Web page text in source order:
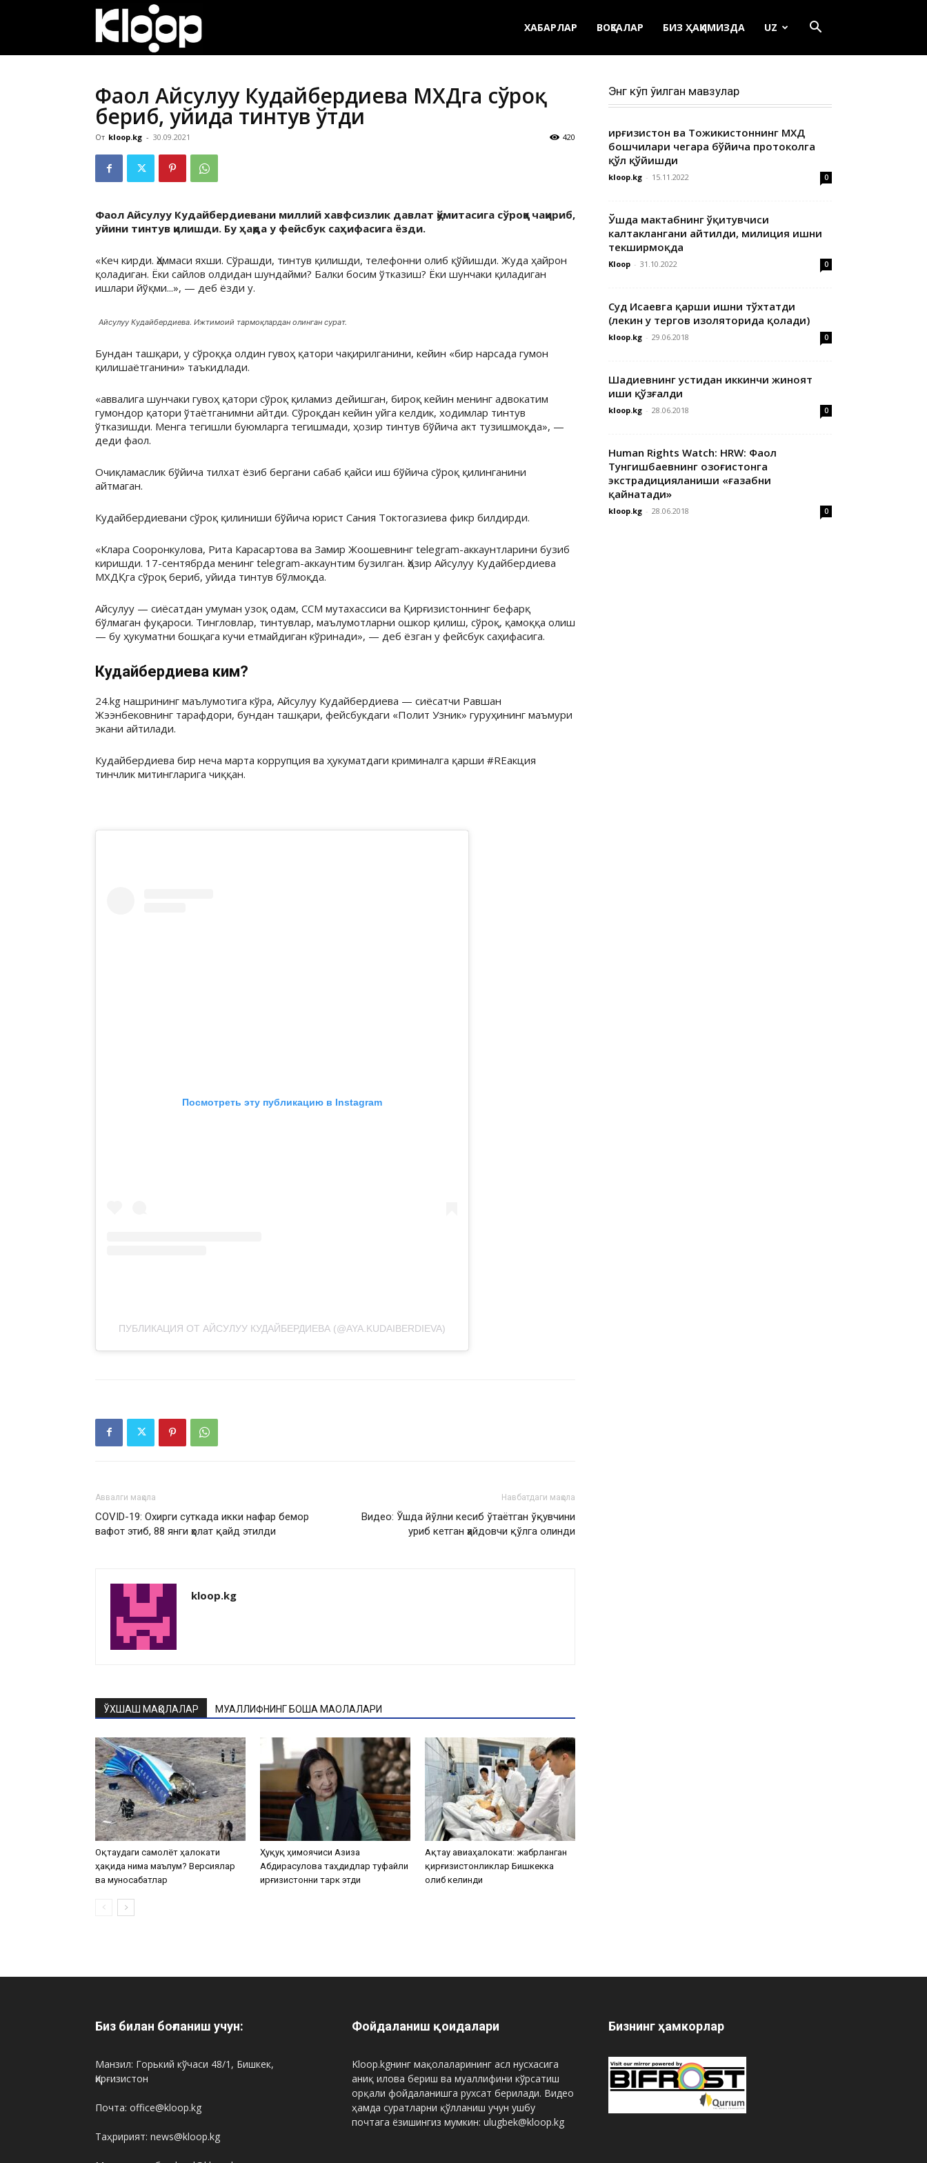
ХАБАРЛАР ВОҚЕАЛАР БИЗ ҲАҚИМИЗДА UZ
Фаол Айсулуу Кудайбердиева МХДҚга сўроқ
бериб, уйида тинтув ўтди
От kloop.kg - 30.09.2021 420
Фаол Айсулуу Кудайбердиевани миллий хавфсизлик давлат қўмитасига сўроққа чақириб,
уйини тинтув қилишди. Бу ҳақда у фейсбук саҳифасига ёзди.
«Кеч кирди. Ҳаммаси яхши. Сўрашди, тинтув қилишди, телефонни олиб қўйишди. Жуда ҳайрон
қоладиган. Ёки сайлов олдидан шундайми? Балки босим ўтказиш? Ёки шунчаки қиладиган
ишлари йўқми...», — деб ёзди у.
Айсулуу Кудайбердиева. Ижтимоий тармоқлардан олинган сурат.
Бундан ташқари, у сўроққа олдин гувоҳ қатори чақирилганини, кейин «бир нарсада гумон
қилишаётганини» таъкидлади.
«аввалига шунчаки гувоҳ қатори сўроқ қиламиз дейишган, бироқ кейин менинг адвокатим
гумондор қатори ўтаётганимни айтди. Сўроқдан кейин уйга келдик, ходимлар тинтув
ўтказишди. Менга тегишли буюмларга тегишмади, ҳозир тинтув бўйича акт тузишмоқда», —
деди фаол.
Очиқламаслик бўйича тилхат ёзиб бергани сабаб қайси иш бўйича сўроқ қилинганини
айтмаган.
Кудайбердиевани сўроқ қилиниши бўйича юрист Сания Токтогазиева фикр билдирди.
«Клара Сооронкулова, Рита Карасартова ва Замир Жоошевнинг telegram-аккаунтларини бузиб
киришди. 17-сентябрда менинг telegram-аккаунтим бузилган. Ҳозир Айсулуу Кудайбердиева
МХДҚга сўроқ бериб, уйида тинтув бўлмоқда.
Айсулуу — сиёсатдан умуман узоқ одам, ССМ мутахассиси ва Қирғизистоннинг бефарқ
бўлмаган фуқароси. Тингловлар, тинтувлар, маълумотларни ошкор қилиш, сўроқ, қамоққа олиш
— бу ҳукуматни бошқага кучи етмайдиган кўринади», — деб ёзган у фейсбук саҳифасига.
Кудайбердиева ким?
24.kg нашрининг маълумотига кўра, Айсулуу Кудайбердиева — сиёсатчи Равшан
Жээнбековнинг тарафдори, бундан ташқари, фейсбукдаги «Полит Узник» гуруҳининг маъмури
экани айтилади.
Кудайбердиева бир неча марта коррупция ва ҳукуматдаги криминалга қарши #REакция
тинчлик митингларига чиққан.
Посмотреть эту публикацию в Instagram
ПУБЛИКАЦИЯ ОТ АЙСУЛУУ КУДАЙБЕРДИЕВА (@AYA.KUDAIBERDIEVA)
Аввалги мақола
COVID-19: Охирги суткада икки нафар бемор
вафот этиб, 88 янги ҳолат қайд этилди
Навбатдаги мақола
Видео: Ўшда йўлни кесиб ўтаётган ўқувчини
уриб кетган ҳайдовчи қўлга олинди
kloop.kg
ЎХШАШ МАҚОЛАЛАР МУАЛЛИФНИНГ БОШҚА МАҚОЛАЛАРИ
Оқтаудаги самолёт ҳалокати
ҳақида нима маълум? Версиялар
ва муносабатлар
Ҳуқуқ ҳимоячиси Азиза
Абдирасулова таҳдидлар туфайли
Қирғизистонни тарк этди
Ақтау авиаҳалокати: жабрланган
қирғизистонликлар Бишкекка
олиб келинди
Энг кўп ўқилган мавзулар
Қирғизистон ва Тожикистоннинг МХДҚ
бошчилари чегара бўйича протоколга
қўл қўйишди
kloop.kg - 15.11.2022 0
Ўшда мактабнинг ўқитувчиси
калтаклангани айтилди, милиция ишни
текширмоқда
Kloop - 31.10.2022 0
Суд Исаевга қарши ишни тўхтатди
(лекин у тергов изоляторида қолади)
kloop.kg - 29.06.2018 0
Шадиевнинг устидан иккинчи жиноят
иши қўзғалди
kloop.kg - 28.06.2018 0
Human Rights Watch: HRW: Фаол
Тунгишбаевнинг Қозоғистонга
экстрадицияланиши «ғазабни
қайнатади»
kloop.kg - 28.06.2018 0
Биз билан боғланиш учун:
Манзил: Горький кўчаси 48/1, Бишкек,
Қирғизистон
Почта: office@kloop.kg
Таҳририят: news@kloop.kg
Фойдаланиш қоидалари
Kloop.kgнинг мақолаларининг асл нусхасига
аниқ илова бериш ва муаллифини кўрсатиш
орқали фойдаланишга рухсат берилади. Видео
ҳамда суратларни қўлланиш учун ушбу
почтага ёзишингиз мумкин: ulugbek@kloop.kg
Бизнинг ҳамкорлар